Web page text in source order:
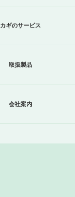
カギのサービス
取扱製品
会社案内